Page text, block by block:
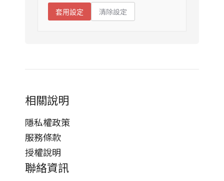
套用設定 清除設定
相關說明
隱私權政策
服務條款
授權說明
聯絡資訊